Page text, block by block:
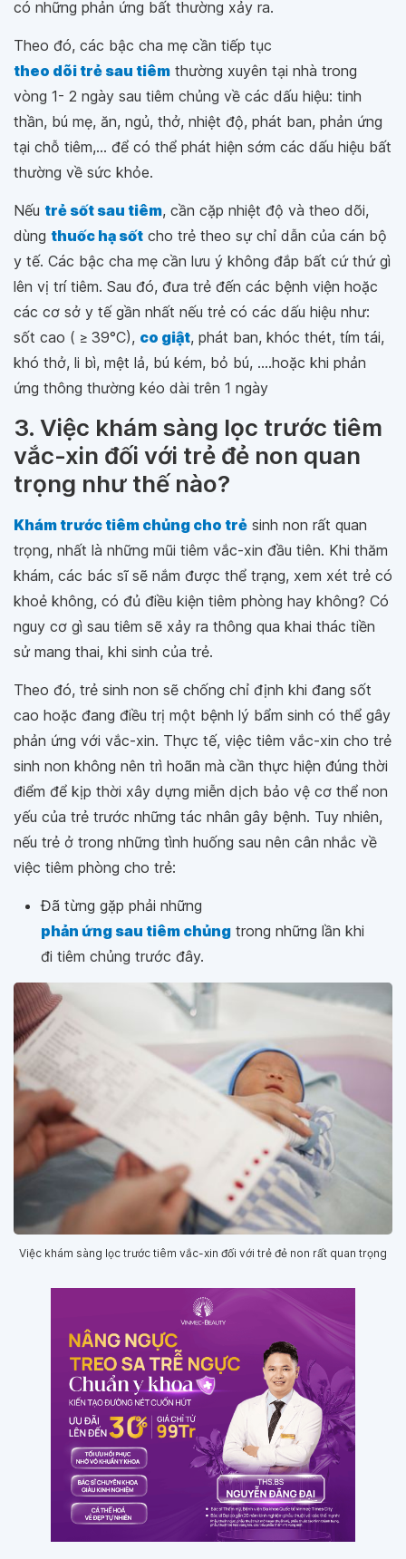
có những phản ứng bất thường xảy ra.
Theo đó, các bậc cha mẹ cần tiếp tục
theo dõi trẻ sau tiêm thường xuyên tại nhà trong
vòng 1- 2 ngày sau tiêm chủng về các dấu hiệu: tinh
thần, bú mẹ, ăn, ngủ, thở, nhiệt độ, phát ban, phản ứng
tại chỗ tiêm,... để có thể phát hiện sớm các dấu hiệu bất
thường về sức khỏe.
Nếu trẻ sốt sau tiêm, cần cặp nhiệt độ và theo dõi,
dùng thuốc hạ sốt cho trẻ theo sự chỉ dẫn của cán bộ
y tế. Các bậc cha mẹ cần lưu ý không đắp bất cứ thứ gì
lên vị trí tiêm. Sau đó, đưa trẻ đến các bệnh viện hoặc
các cơ sở y tế gần nhất nếu trẻ có các dấu hiệu như:
sốt cao ( ≥ 39°C), co giật, phát ban, khóc thét, tím tái,
khó thở, li bì, mệt lả, bú kém, bỏ bú, ....hoặc khi phản
ứng thông thường kéo dài trên 1 ngày
3. Việc khám sàng lọc trước tiêm
vắc-xin đối với trẻ đẻ non quan
trọng như thế nào?
Khám trước tiêm chủng cho trẻ sinh non rất quan
trọng, nhất là những mũi tiêm vắc-xin đầu tiên. Khi thăm
khám, các bác sĩ sẽ nắm được thể trạng, xem xét trẻ có
khoẻ không, có đủ điều kiện tiêm phòng hay không? Có
nguy cơ gì sau tiêm sẽ xảy ra thông qua khai thác tiền
sử mang thai, khi sinh của trẻ.
Theo đó, trẻ sinh non sẽ chống chỉ định khi đang sốt
cao hoặc đang điều trị một bệnh lý bẩm sinh có thể gây
phản ứng với vắc-xin. Thực tế, việc tiêm vắc-xin cho trẻ
sinh non không nên trì hoãn mà cần thực hiện đúng thời
điểm để kịp thời xây dựng miễn dịch bảo vệ cơ thể non
yếu của trẻ trước những tác nhân gây bệnh. Tuy nhiên,
nếu trẻ ở trong những tình huống sau nên cân nhắc về
việc tiêm phòng cho trẻ:
Đã từng gặp phải những
phản ứng sau tiêm chủng trong những lần khi
đi tiêm chủng trước đây.
Việc khám sàng lọc trước tiêm vắc-xin đối với trẻ đẻ non rất quan trọng